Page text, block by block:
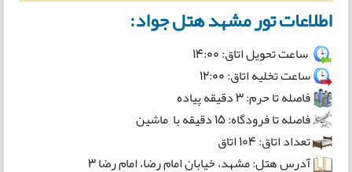
اطلاعات تور مشهد هتل جواد:
ساعت تحویل اتاق: 14:00
ساعت تخلیه اتاق: 12:00
فاصله تا حرم: 3 دقیقه پیاده
فاصله تا فرودگاه: 15 دقیقه با ماشین
تعداد اتاق: 104 اتاق
آدرس هتل: مشهد، خیابان امام رضا، امام رضا ۳